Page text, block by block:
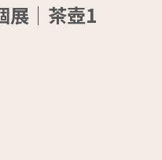
展｜茶壺1